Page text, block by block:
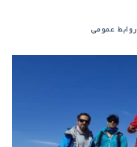
روابط عمومی